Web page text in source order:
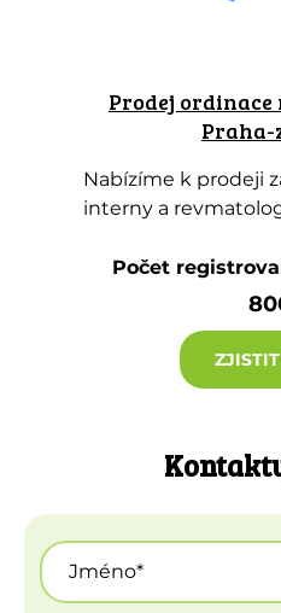
Prodej
Praha-
Nabízíme k prodeji
interny a
Počet